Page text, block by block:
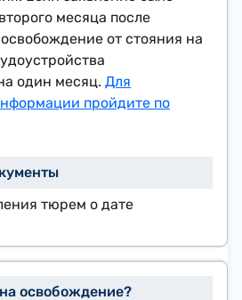
месяца после
от стояния на
один месяц. Для
пройдите по
тюрем о дате